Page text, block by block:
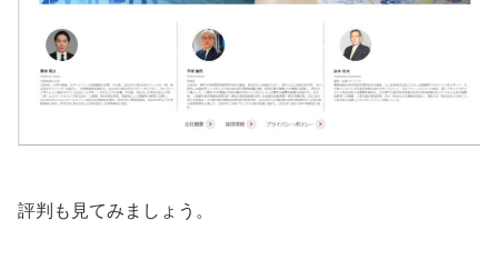
評判も見てみましょう。